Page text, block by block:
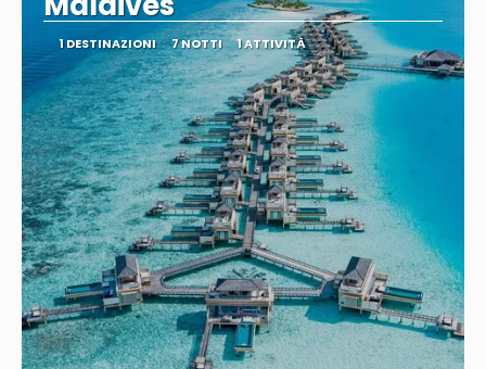
1 DESTINAZIONI 7 NOTTI 1 ATTIVITÀ